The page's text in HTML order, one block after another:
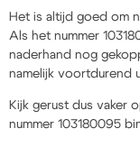
Het is altijd goed om
Als het nummer
naderhand nog
namelijk voortdurend
Kijk gerust dus vaker
nummer 103180095